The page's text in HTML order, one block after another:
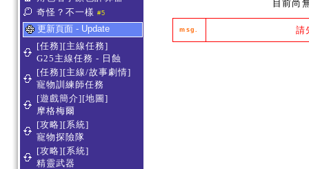
奇怪？不一樣 #5
更新頁面 - Update
[任務][主線任務]
G25主線任務 - 日蝕
[任務][主線/故事劇情]
寵物訓練師任務
[遊戲簡介][地圖]
摩格梅爾
[攻略][系統]
寵物探險隊
[攻略][系統]
精靈武器
目前尚
msg. 請